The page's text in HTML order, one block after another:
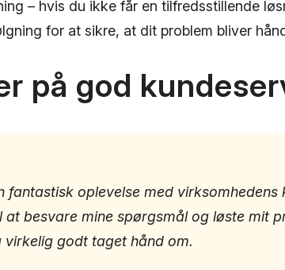
– hvis du ikke får en tilfredsstillende
for at sikre, at dit problem bliver
på god
fantastisk oplevelse med virksomhedens
at besvare mine spørgsmål og løste mit
virkelig godt taget hånd om.